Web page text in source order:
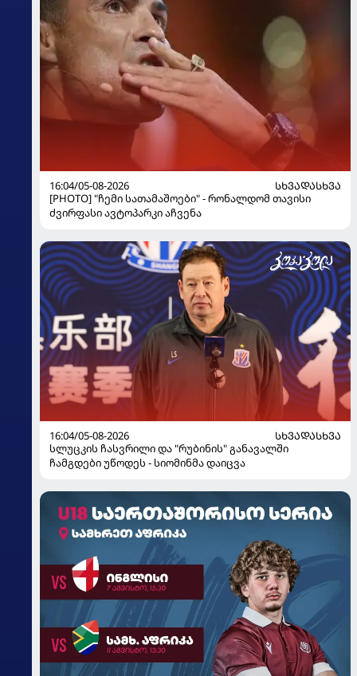
16:04/05-08-2026
ᲡᲮᲕᲐᲓᲐᲡᲮᲕᲐ
[PHOTO] "ჩემი სათამაშოები" - რონალდომ თავისი
ძვირფასი ავტოპარკი აჩვენა
16:04/05-08-2026
ᲡᲮᲕᲐᲓᲐᲡᲮᲕᲐ
სლუცკის ჩასვრილი და "რუბინის" განავალში
ჩამგდები უწოდეს - სიომინმა დაიცვა